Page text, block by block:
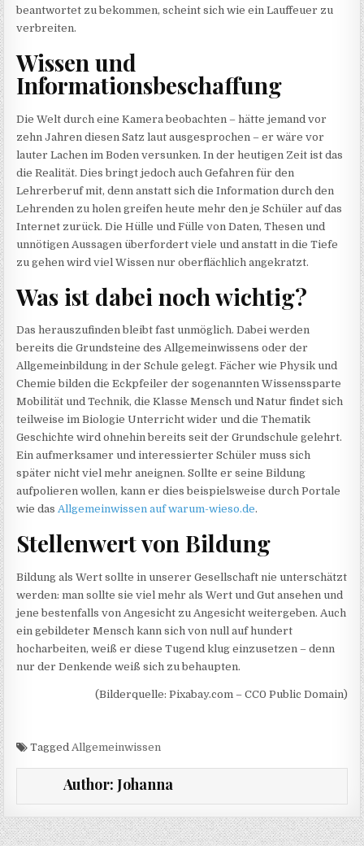
beantwortet zu bekommen, scheint sich wie ein Lauffeuer zu
verbreiten.
Wissen und
Informationsbeschaffung
Die Welt durch eine Kamera beobachten – hätte jemand vor
zehn Jahren diesen Satz laut ausgesprochen – er wäre vor
lauter Lachen im Boden versunken. In der heutigen Zeit ist das
die Realität. Dies bringt jedoch auch Gefahren für den
Lehrerberuf mit, denn anstatt sich die Information durch den
Lehrenden zu holen greifen heute mehr den je Schüler auf das
Internet zurück. Die Hülle und Fülle von Daten, Thesen und
unnötigen Aussagen überfordert viele und anstatt in die Tiefe
zu gehen wird viel Wissen nur oberflächlich angekratzt.
Was ist dabei noch wichtig?
Das herauszufinden bleibt fast unmöglich. Dabei werden
bereits die Grundsteine des Allgemeinwissens oder der
Allgemeinbildung in der Schule gelegt. Fächer wie Physik und
Chemie bilden die Eckpfeiler der sogenannten Wissenssparte
Mobilität und Technik, die Klasse Mensch und Natur findet sich
teilweise im Biologie Unterricht wider und die Thematik
Geschichte wird ohnehin bereits seit der Grundschule gelehrt.
Ein aufmerksamer und interessierter Schüler muss sich
später nicht viel mehr aneignen. Sollte er seine Bildung
aufpolieren wollen, kann er dies beispielsweise durch Portale
wie dasAllgemeinwissen auf warum-wieso.de.
Stellenwert von Bildung
Bildung als Wert sollte in unserer Gesellschaft nie unterschätzt
werden: man sollte sie viel mehr als Wert und Gut ansehen und
jene bestenfalls von Angesicht zu Angesicht weitergeben. Auch
ein gebildeter Mensch kann sich von null auf hundert
hocharbeiten, weiß er diese Tugend klug einzusetzen – denn
nur der Denkende weiß sich zu behaupten.
(Bilderquelle: Pixabay.com – CC0 Public Domain)
TaggedAllgemeinwissen
Author: Johanna